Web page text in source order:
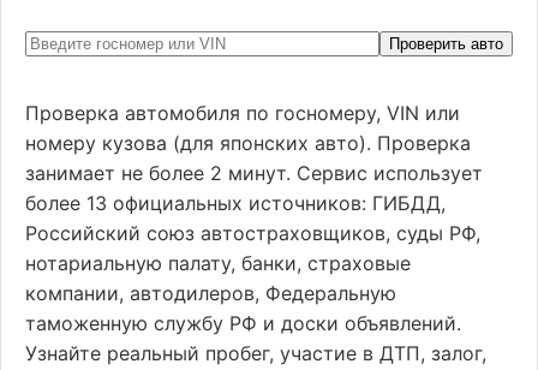
Проверить авто
Проверка автомобиля по госномеру, VIN или
номеру кузова (для японских авто). Проверка
занимает не более 2 минут. Сервис использует
более 13 официальных источников: ГИБДД,
Российский союз автостраховщиков, суды РФ,
нотариальную палату, банки, страховые
компании, автодилеров, Федеральную
таможенную службу РФ и доски объявлений.
Узнайте реальный пробег, участие в ДТП, залог,